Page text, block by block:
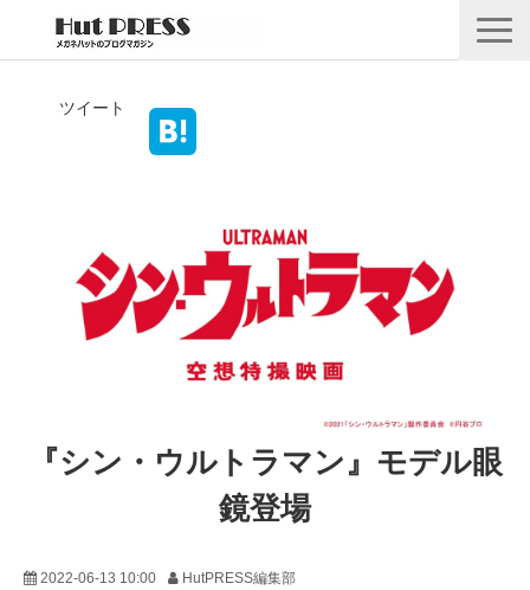
企業情報
安心保証
🛒オンラインショップ
ツイート
『シン・ウルトラマン』モデル眼
鏡登場
2022-06-13 10:00
HutPRESS編集部